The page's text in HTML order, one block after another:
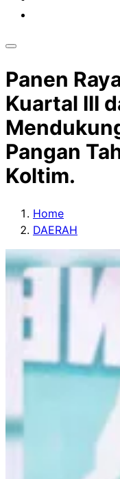
Panen
Kuartal III
Pangan
Koltim.
Home
DAERAH